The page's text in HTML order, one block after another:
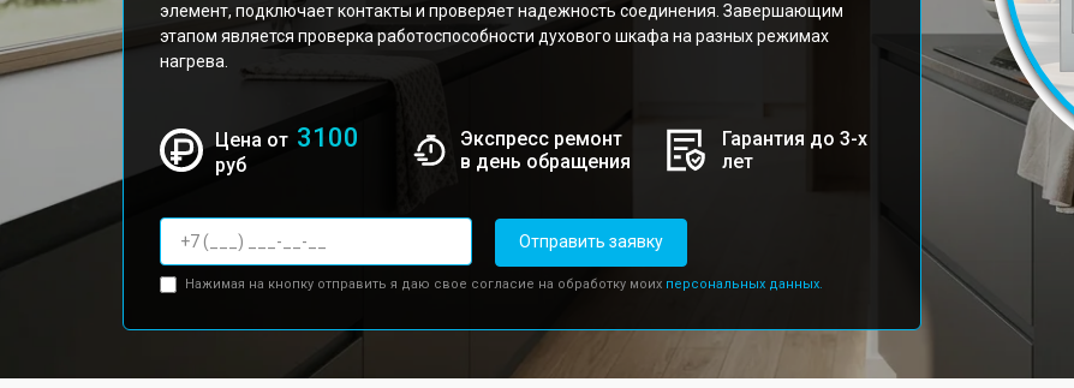
элемент, подключает контакты и проверяет надежность соединения. Завершающим
этапом является проверка работоспособности духового шкафа на разных режимах
нагрева.
Цена от 3100
руб
Экспресс ремонт
в день обращения
Гарантия до 3-х
лет
Отправить заявку
Нажимая на кнопку отправить я даю свое согласие на обработку моих персональных данных.